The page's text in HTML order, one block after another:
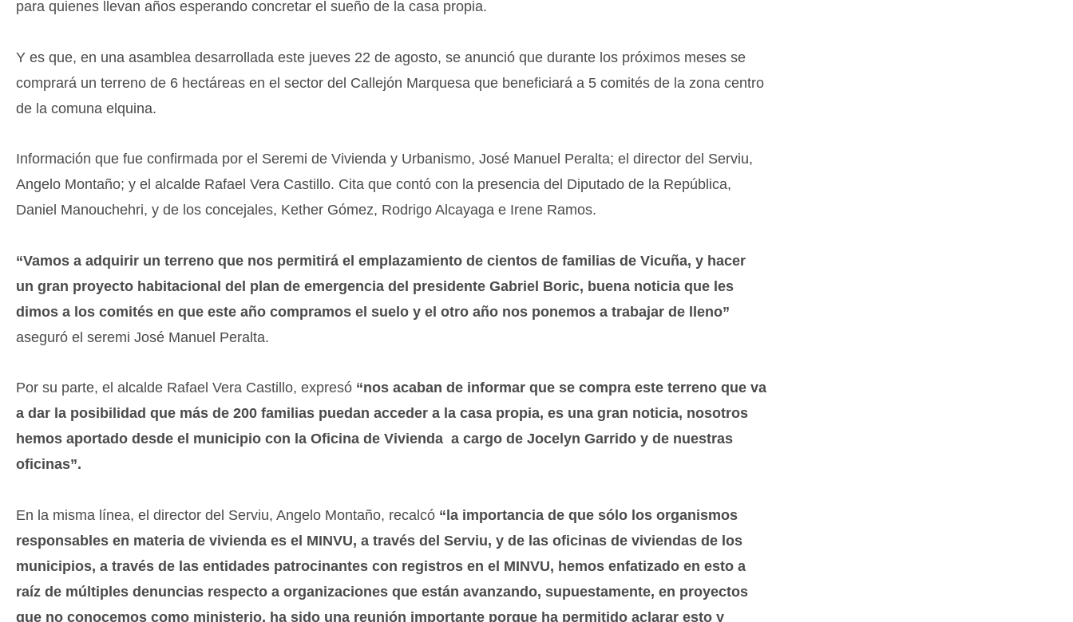
para quienes llevan años esperando concretar el sueño de la casa propia.
Y es que, en una asamblea desarrollada este jueves 22 de agosto, se anunció que durante los próximos meses se
comprará un terreno de 6 hectáreas en el sector del Callejón Marquesa que beneficiará a 5 comités de la zona centro
de la comuna elquina.
Información que fue confirmada por el Seremi de Vivienda y Urbanismo, José Manuel Peralta; el director del Serviu,
Angelo Montaño; y el alcalde Rafael Vera Castillo. Cita que contó con la presencia del Diputado de la República,
Daniel Manouchehri, y de los concejales, Kether Gómez, Rodrigo Alcayaga e Irene Ramos.
“Vamos a adquirir un terreno que nos permitirá el emplazamiento de cientos de familias de Vicuña, y hacer
un gran proyecto habitacional del plan de emergencia del presidente Gabriel Boric, buena noticia que les
dimos a los comités en que este año compramos el suelo y el otro año nos ponemos a trabajar de lleno”
aseguró el seremi José Manuel Peralta.
Por su parte, el alcalde Rafael Vera Castillo, expresó “nos acaban de informar que se compra este terreno que va
a dar la posibilidad que más de 200 familias puedan acceder a la casa propia, es una gran noticia, nosotros
hemos aportado desde el municipio con la Oficina de Vivienda a cargo de Jocelyn Garrido y de nuestras
oficinas”.
En la misma línea, el director del Serviu, Angelo Montaño, recalcó “la importancia de que sólo los organismos
responsables en materia de vivienda es el MINVU, a través del Serviu, y de las oficinas de viviendas de los
municipios, a través de las entidades patrocinantes con registros en el MINVU, hemos enfatizado en esto a
raíz de múltiples denuncias respecto a organizaciones que están avanzando, supuestamente, en proyectos
que no conocemos como ministerio, ha sido una reunión importante porque ha permitido aclarar esto y